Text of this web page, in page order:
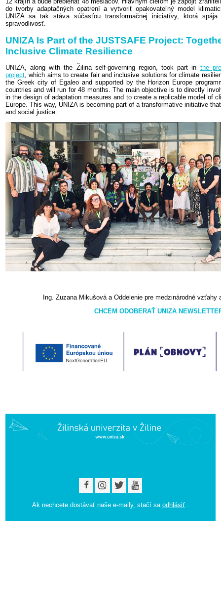
do tvorby adaptačných opatrení a vytvoriť opakovateľný model
UNIZA sa tak stáva súčasťou transformačnej iniciatívy, ktorá
spravodlivosť.
UNIZA Is Part of the JUSTSAFE Project:
Inclusive Climate Resilience
UNIZA, along with the Žilina self-governing region, took part in the
project , which aims to create fair and inclusive solutions for climate
the Greek city of Egaleo and supported by the Horizon Europe
countries and will run for 48 months. The main objective is to directly
in the design of adaptation measures and to create a replicable model of
Europe. This way, UNIZA is becoming part of a transformative initiative
and social justice.
Ing. Zuzana Mikušová a Oddelenie pre medzinárodné vzťahy
CHCEM ODOBERAŤ UNIZA
Ak nechcete dostávať naše e-maily, stačí sa odhlásiť .